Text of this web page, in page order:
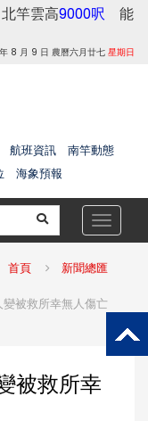
北竿雲高9000呎 能
8 月 9 日 農曆六月廿七星期日
航班資訊
南竿動態
海象預報
Toggle
首頁 新聞總匯
被救所幸無人傷亡
被救所幸